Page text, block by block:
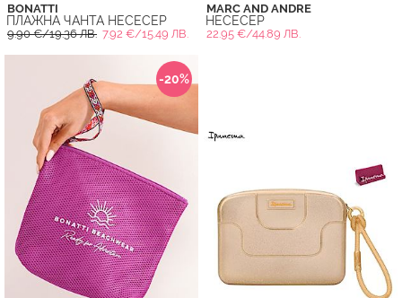
BONATTI
ПЛАЖНА ЧАНТА НЕСЕСЕР
9.90 €/19.36 ЛВ. 7.92 €/15.49 ЛВ.
MARC AND ANDRE
НЕСЕСЕР
22.95 €/44.89 ЛВ.
-20%